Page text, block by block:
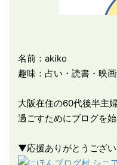
名前：akiko
趣味：占い・読書・映
大阪在住の60代後半主
過ごすためにブログを始
▼応援ありがとうござい